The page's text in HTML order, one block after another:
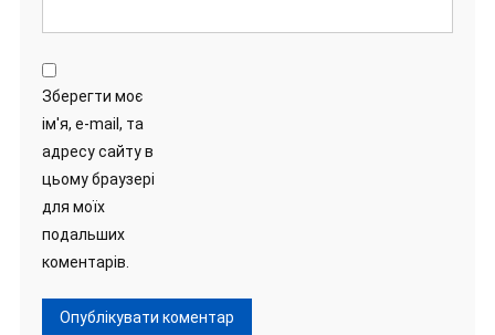
Зберегти моє
ім'я, e-mail, та
адресу сайту в
цьому браузері
для моїх
подальших
коментарів.